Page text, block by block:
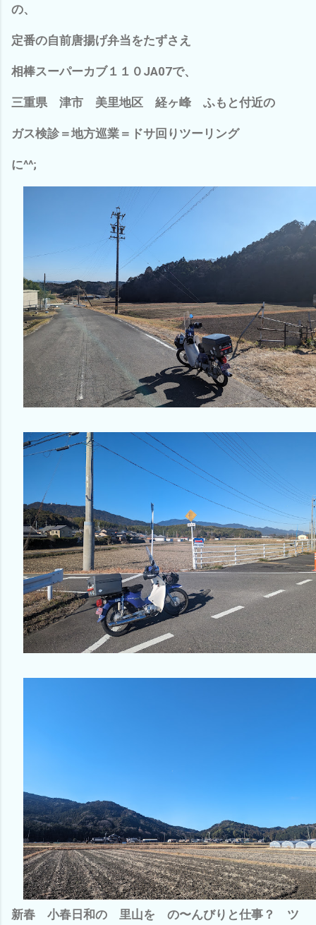
の、
定番の自前唐揚げ弁当をたずさえ
相棒スーパーカブ１１０JA07で、
三重県 津市 美里地区 経ヶ峰 ふもと付近の
ガス検診＝地方巡業＝ドサ回りツーリング
に^^;
新春 小春日和の 里山を の〜んびりと仕事？ ツ